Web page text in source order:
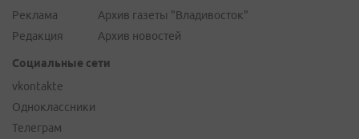
Реклама
Редакция
Архив газеты "Владивосток"
Архив новостей
Социальные сети
vkontakte
Одноклассники
Телеграм